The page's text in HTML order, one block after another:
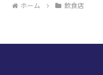
ホーム 飲食店